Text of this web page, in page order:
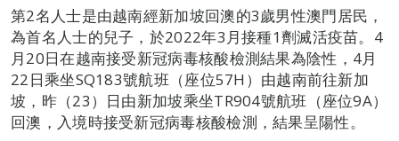
第2名人士是由越南經新加坡回澳的3歲男性澳門居民，
為首名人士的兒子，於2022年3月接種1劑滅活疫苗。4
月20日在越南接受新冠病毒核酸檢測結果為陰性，4月
22日乘坐SQ183號航班（座位57H）由越南前往新加
坡，昨（23）日由新加坡乘坐TR904號航班（座位9A）
回澳，入境時接受新冠病毒核酸檢測，結果呈陽性。